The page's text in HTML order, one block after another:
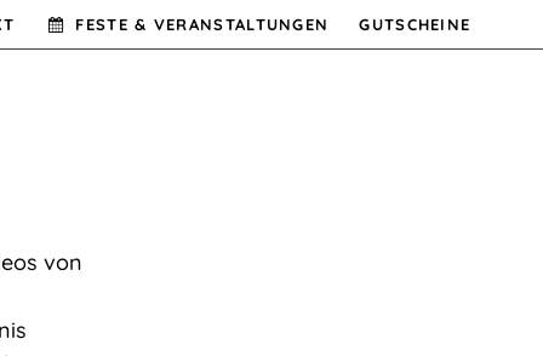
FESTE & VERANSTALTUNGEN GUTSCHEINE
von